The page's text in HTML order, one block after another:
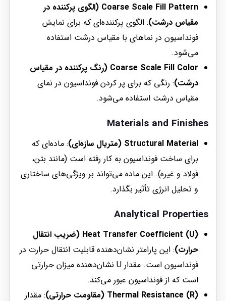
Coarse Scale Fill Pattern (الگوی پرکننده در
مقیاس درشت): الگوی پرکننده‌ای که برای نمایش
فونداسیون در نماهای با مقیاس درشت استفاده
می‌شود.
Coarse Scale Fill Color (رنگ پرکننده در مقیاس
درشت): رنگی که برای پر کردن فونداسیون در نمای
مقیاس درشت استفاده می‌شود.
Materials and Finishes
Structural Material (متریال سازه‌ای)
: ماده‌ای که
برای ساخت فونداسیون به کار رفته است (مانند بتن،
فولاد و غیره). این ماده می‌تواند بر ویژگی‌های ساختاری
و تحلیل انرژی تأثیر بگذارد.
Analytical Properties
Heat Transfer Coefficient (U) (ضریب انتقال
حرارت): این پارامتر نشان‌دهنده قابلیت انتقال حرارت در
فونداسیون است. مقدار U نشان‌دهنده میزان حرارتی
است که از فونداسیون عبور می‌کند.
Thermal Resistance (R) (مقاومت حرارتی)
: مقدار